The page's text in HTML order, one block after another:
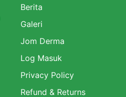
Berita
Galeri
Jom Derma
Log Masuk
Privacy Policy
Refund & Returns